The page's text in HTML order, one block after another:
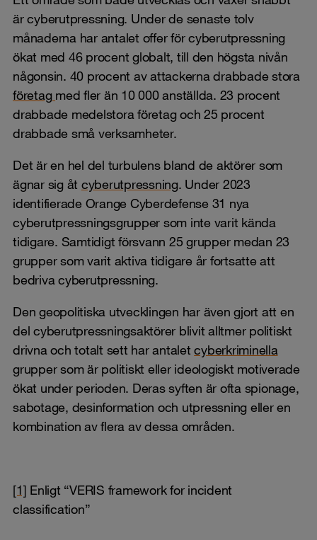
är cyberutpressning. Under de senaste tolv
månaderna har antalet offer för cyberutpressning
ökat med 46 procent globalt, till den högsta nivån
någonsin. 40 procent av attackerna drabbade stora
företag med fler än 10 000 anställda. 23 procent
drabbade medelstora företag och 25 procent
drabbade små verksamheter.
Det är en hel del turbulens bland de aktörer som
ägnar sig åt cyberutpressning. Under 2023
identifierade Orange Cyberdefense 31 nya
cyberutpressningsgrupper som inte varit kända
tidigare. Samtidigt försvann 25 grupper medan 23
grupper som varit aktiva tidigare år fortsatte att
bedriva cyberutpressning.
Den geopolitiska utvecklingen har även gjort att en
del cyberutpressningsaktörer blivit alltmer politiskt
drivna och totalt sett har antaletcyberkriminella
grupper som är politiskt eller ideologiskt motiverade
ökat under perioden. Deras syften är ofta spionage,
sabotage, desinformation och utpressning eller en
kombination av flera av dessa områden.
[1] Enligt “VERIS framework for incident
classification”